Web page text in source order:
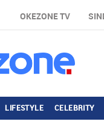
OKEZONE TV
LIFESTYLE CELEBRITY